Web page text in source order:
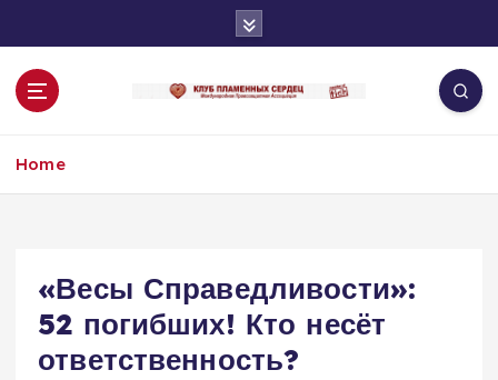
o
Home
«Весы Справедливости»:
52 погибших! Кто несёт
ответственность?